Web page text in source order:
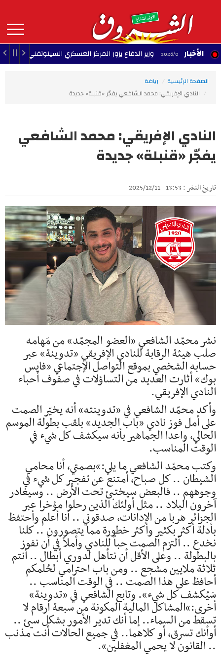
contenu
principal
MAIN
NAVIGATION الأخبار وزير الدفاع يزور المركز العسكري السينوتقني 23:05 - 2026/08/07
الصفحة الرئيسية
رياضة
النادي الإفريقي: محمد الشافعي يفجّر «قنبلة» جديدة
النادي الإفريقي: محمد الشافعي
يفجّر «قنبلة» جديدة
تاريخ النشر : 13:53 - 2025/12/11
نشر محمّد الشافعي «العضو المجمّد» من مَهامه
صلب هيئة الرقابة للنادي الإفريقي «تدوينة» عبر
حسابه الشخصي بموقع التواصل الإجتماعي «فايس
بوك» أثارت العديد من التساؤلات في صفوف أحباء
النادي الإفريقي.
وأكد محمّد الشافعي في «تدوينته» أنه يخيّر الصمت
على أمل فوز نادي «باب الجديد» بلقب بطولة الموسم
الحالي، واعدا الجماهير بأنه سيكشف كل شيء في
الوقت المناسب.
وكتب محمّد الشافعي ما يلي:»بصمتي، أنا محامي
الشيطان .. كل صباح، أمتنع عن تفجير كل شيء في
وجوههم .. فالبعض سيختبئ تحت الأرض .. وسيغادر
آخرون البلاد .. مثل أولئك الذين رحلوا مؤخرا عبر
الجزائر هربا من الإدانات، صدقوني .. أنا أعلم وأحتفظ
بأدلة أكثر بكثير وأكثر خطورة مما يتصورون .. كلنا
نخدع .. ألتزم الصمت حباً للنادي وأملاً في أن نفوز
بالبطولة .. وعلى الأقل أن نتأهل لدوري أبطال .. أنتم
ثلاثة ملايين مشجع .. ومن باب احترامي لحُلمكم
أحافظ على هذا الصمت .. في الوقت المناسب ..
سَيُكشف كل شيء». وتابع الشافعي في «تدوينة»
أخرى:»المشاكل المالية المكونة من سبعة أرقام لا
تسقط من السماء.. إما أنك تدير الأمور بشكل سيئ ..
أوأنك تسرق، أو كلاهما.. في جميع الحالات أنت مذنب
.. القانون لا يحمي المغفلين».